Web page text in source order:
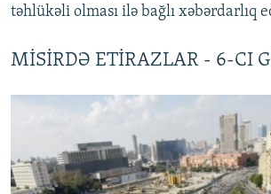
təhlükəli olması ilə bağlı xəbərdarlıq
MİSİRDƏ ETİRAZLAR - 6-CI